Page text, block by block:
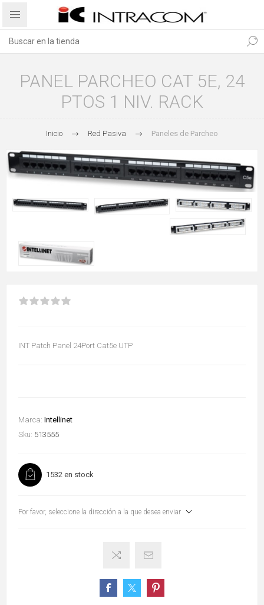
PANEL PARCHEO CAT 5E, 24
PTOS 1 NIV. RACK
Inicio Red Pasiva Paneles de Parcheo
INT Patch Panel 24Port Cat5e UTP
Marca: Intellinet
Sku: 513555
1532 en stock
Por favor, seleccione la dirección a la que desea enviar